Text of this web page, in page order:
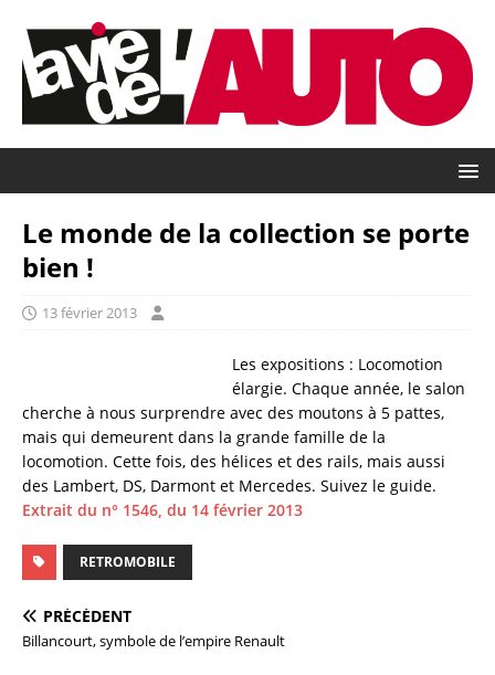
Le monde de la collection se porte
bien !
13 février 2013
Les expositions : Locomotion
élargie. Chaque année, le salon
cherche à nous surprendre avec des moutons à 5 pattes,
mais qui demeurent dans la grande famille de la
locomotion. Cette fois, des hélices et des rails, mais aussi
des Lambert, DS, Darmont et Mercedes. Suivez le guide.
Extrait du n° 1546, du 14 février 2013
RETROMOBILE
PRÉCÉDENT
Billancourt, symbole de l’empire Renault